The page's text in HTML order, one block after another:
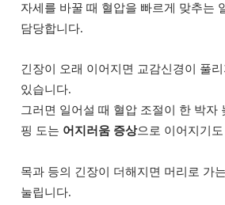
자세를 바꿀 때 혈압을 빠르게 맞추는
담당합니다.
긴장이 오래 이어지면 교감신경이 풀
있습니다.
그러면 일어설 때 혈압 조절이 한 박자
핑 도는 어지러움 증상으로 이어지기
목과 등의 긴장이 더해지면 머리로 가
눌립니다.